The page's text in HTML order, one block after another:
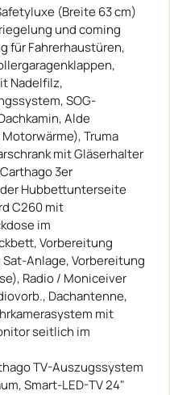
(Breite 63 cm)
und coming
für Fahrerhaustüren,
Nadelfilz,
SOG-
Alde
Truma
mit Gläserhalter
3er
Hubbettunterseite
C260 mit
im
Vorbereitung
Anlage, Vorbereitung
Radio / Moniceiver
Dachantenne,
mit
seitlich im
TV-Auszugssystem
Smart-LED-TV 24"